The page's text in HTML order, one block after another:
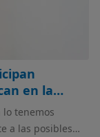
en la
tenemos
a las posibles